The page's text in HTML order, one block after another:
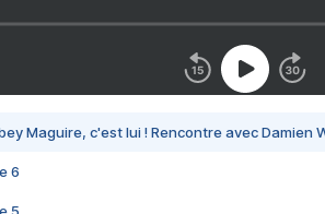
Maguire, c'est lui ! Rencontre avec Damien
6